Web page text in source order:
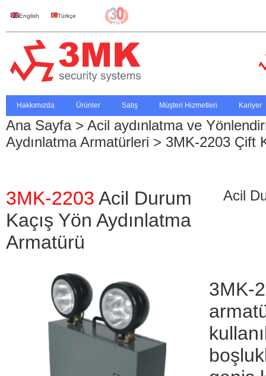
English Türkçe
Hakkımızda Ürünler Satış Müşteri Hizmetleri Kariyer
Ana Sayfa> Acil aydınlatma ve
Aydınlatma Armatürleri > 3MK-2203 Çift
3MK-2203 Acil Durum
Kaçış Yön Aydınlatma
Armatürü
Acil
3MK-